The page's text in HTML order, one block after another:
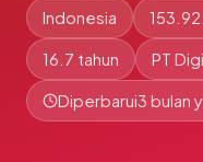
Indonesia
16.7 tahun PT
Diperbarui3 bulan